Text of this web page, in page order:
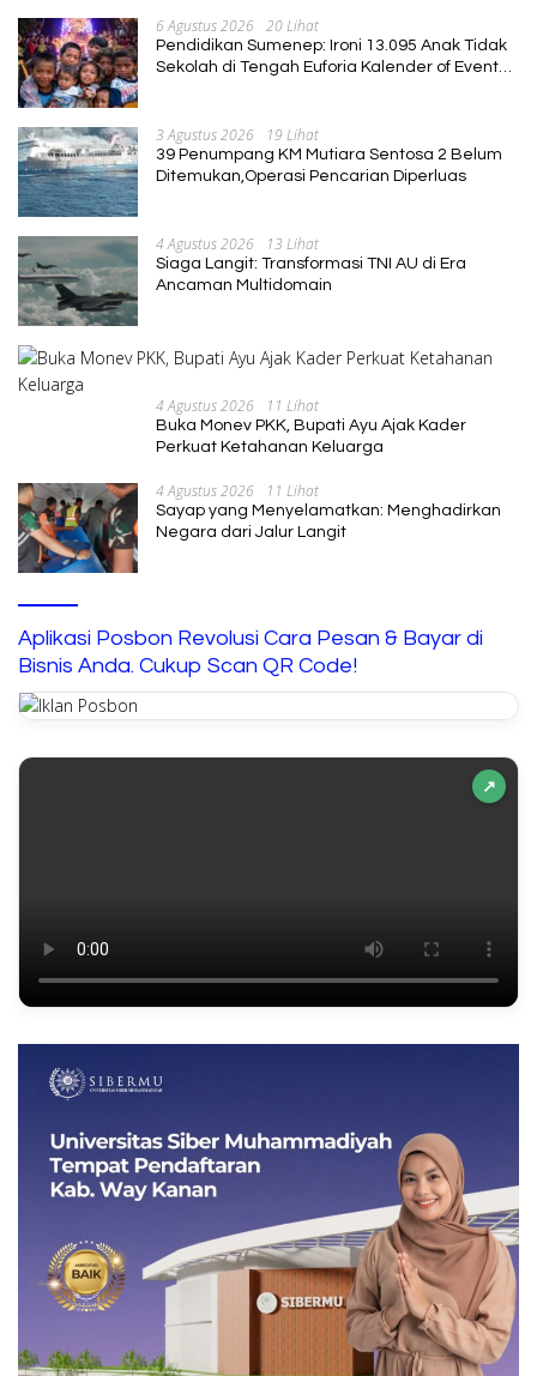
6 Agustus 2026 20 Lihat
Pendidikan Sumenep: Ironi 13.095 Anak Tidak
Sekolah di Tengah Euforia Kalender of Event
3 Agustus 2026 19 Lihat
39 Penumpang KM Mutiara Sentosa 2 Belum
Ditemukan,Operasi Pencarian Diperluas
4 Agustus 2026 13 Lihat
Siaga Langit: Transformasi TNI AU di Era
Ancaman Multidomain
4 Agustus 2026 11 Lihat
Buka Monev PKK, Bupati Ayu Ajak Kader
Perkuat Ketahanan Keluarga
4 Agustus 2026 11 Lihat
Sayap yang Menyelamatkan: Menghadirkan
Negara dari Jalur Langit
Aplikasi Posbon Revolusi Cara Pesan & Bayar di
Bisnis Anda. Cukup Scan QR Code!
↗